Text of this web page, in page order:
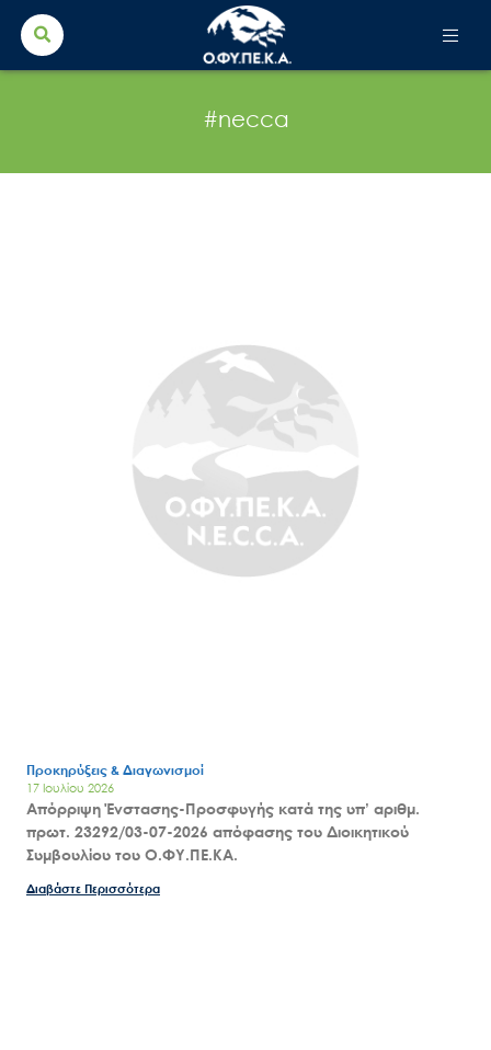
Search
for:
#necca
Προκηρύξεις & Διαγωνισμοί
17 Ιουλίου 2026
Απόρριψη Ένστασης-Προσφυγής κατά της υπ’ αριθμ.
πρωτ. 23292/03-07-2026 απόφασης του Διοικητικού
Συμβουλίου του Ο.ΦΥ.ΠΕ.ΚΑ.
Διαβάστε Περισσότερα